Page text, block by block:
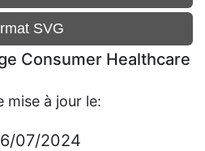
SVG
Consumer Healthcare
mise à jour le:
07/2024